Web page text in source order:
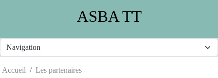
ASBA TT
Accueil Les partenaires